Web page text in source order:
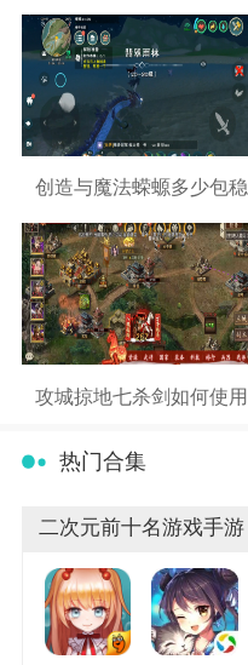
创造与魔法蝾螈多少包稳
攻城掠地七杀剑如何使用
热门合集
二次元前十名游戏手游